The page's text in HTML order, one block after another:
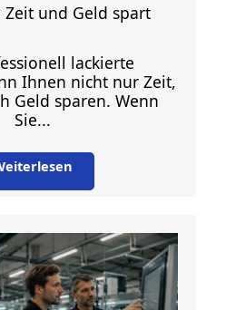
Zeit und Geld spart
lackierte
Ihnen nicht nur Zeit,
Geld sparen. Wenn
Sie...